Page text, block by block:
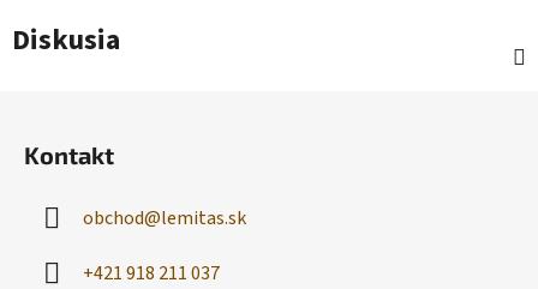
Diskusia
Kontakt
obchod@lemitas.sk
+421 918 211 037